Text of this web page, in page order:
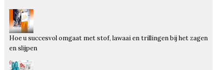
Hoe u succesvol omgaat met stof, lawaai en trillingen bij het zagen
en slijpen